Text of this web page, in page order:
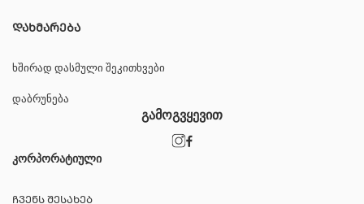
ᲓᲐᲮᲛᲐᲠᲔᲑᲐ
ხშირად დასმული შეკითხვები
დაბრუნება
კორპორატიული
ᲩᲕᲔᲜᲡ ᲨᲔᲡᲐᲮᲔᲑ
გამოგვყევით